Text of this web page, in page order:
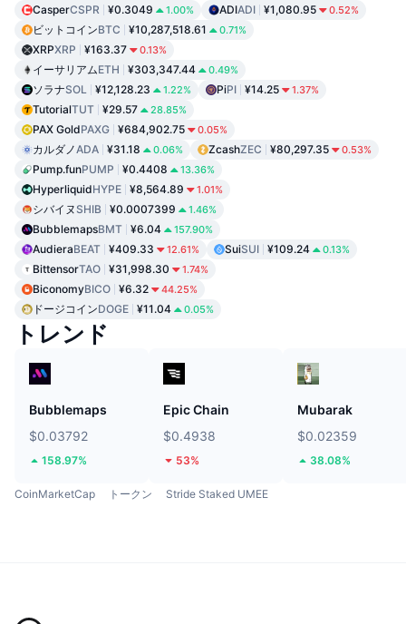
CasperCSPR ¥0.3049 1.00% ADIADI ¥1,080.95 0.52%
ビットコインBTC ¥10,287,518.61 0.71%
XRPXRP ¥163.37 0.13%
イーサリアムETH ¥303,347.44 0.49%
ソラナSOL ¥12,128.23 1.22% PiPI ¥14.25 1.37%
TutorialTUT ¥29.57 28.85%
PAX GoldPAXG ¥684,902.75 0.05%
カルダノADA ¥31.18 0.06% ZcashZEC ¥80,297.35 0.53%
Pump.funPUMP ¥0.4408 13.36%
HyperliquidHYPE ¥8,564.89 1.01%
シバイヌ SHIB ¥0.0007399 1.46%
BubblemapsBMT ¥6.04 157.90%
AudieraBEAT ¥409.33 12.61% SuiSUI ¥109.24 0.13%
BittensorTAO ¥31,998.30 1.74%
BiconomyBICO ¥6.32 44.25%
ドージコインDOGE ¥11.04 0.05%
トレンド
Bubblemaps
$0.03792
158.97%
Epic Chain
$0.4938
53%
Mubarak
$0.02359
38.08%
CoinMarketCap トークン Stride Staked UMEE